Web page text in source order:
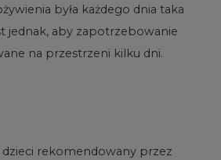
była każdego dnia taka
jednak, aby zapotrzebowanie
na przestrzeni kilku dni.
rekomendowany przez